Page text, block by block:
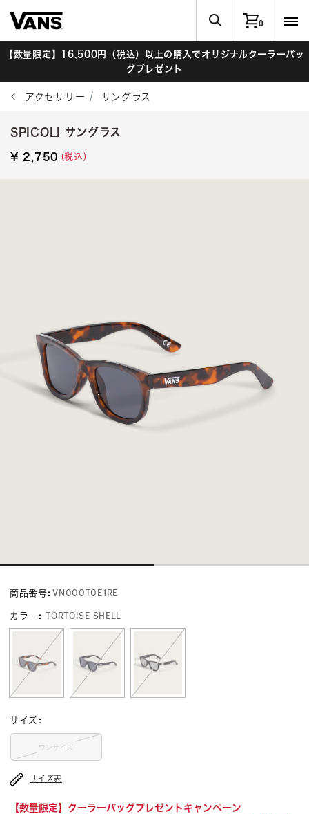
0
【数量限定】16,500円（税込）以上の購入でオリジナルクーラーバッ
グプレゼント
アクセサリー サングラス
SPICOLI サングラス
¥ 2,750 (税込)
商品番号:VN000T0E1RE
カラー: TORTOISE SHELL
サイズ:
ワンサイズ
サイズ表
【数量限定】クーラーバッグプレゼントキャンペーン